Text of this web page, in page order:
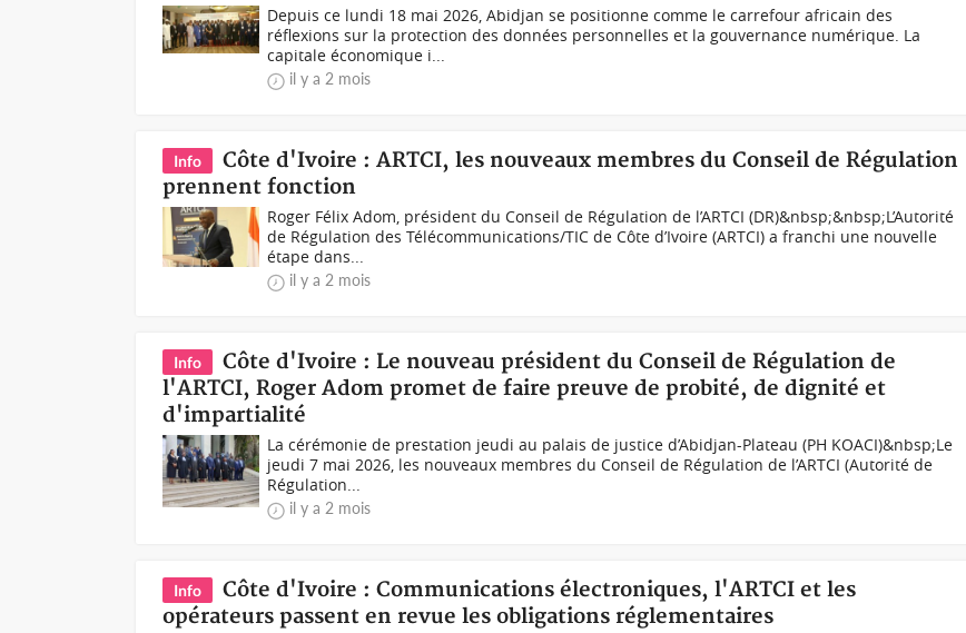
Depuis ce lundi 18 mai 2026, Abidjan se positionne comme le carrefour africain des
réflexions sur la protection des données personnelles et la gouvernance numérique. La
capitale économique i...
il y a 2 mois
Info
Côte d'Ivoire : ARTCI, les nouveaux membres du Conseil de Régulation
prennent fonction
Roger Félix Adom, président du Conseil de Régulation de l’ARTCI (DR)&nbsp;&nbsp;L’Autorité
de Régulation des Télécommunications/TIC de Côte d’Ivoire (ARTCI) a franchi une nouvelle
étape dans...
il y a 2 mois
Info
Côte d'Ivoire : Le nouveau président du Conseil de Régulation de
l'ARTCI, Roger Adom promet de faire preuve de probité, de dignité et
d'impartialité
La cérémonie de prestation jeudi au palais de justice d’Abidjan-Plateau (PH KOACI)&nbsp;Le
jeudi 7 mai 2026, les nouveaux membres du Conseil de Régulation de l’ARTCI (Autorité de
Régulation...
il y a 2 mois
Info
Côte d'Ivoire : Communications électroniques, l'ARTCI et les
opérateurs passent en revue les obligations réglementaires